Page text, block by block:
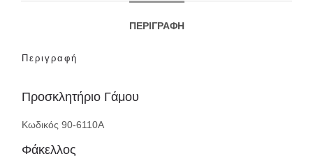
ΠΕΡΙΓΡΑΦΉ
Περιγραφή
Προσκλητήριο Γάμου
Κωδικός 90-6110A
Φάκελλος